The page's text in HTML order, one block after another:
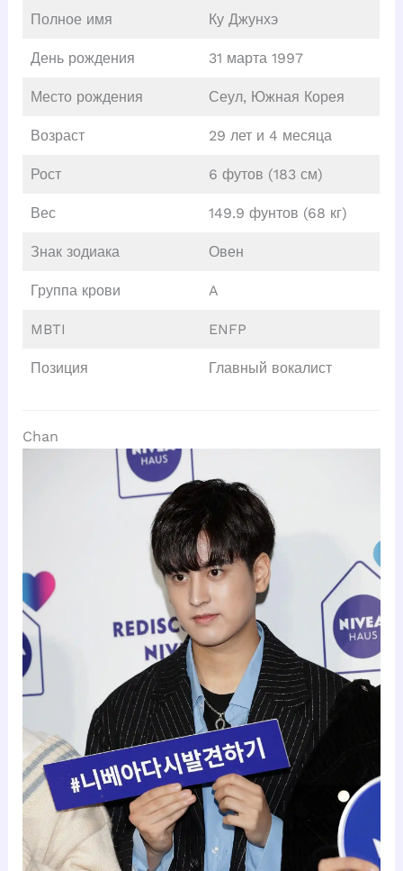
Полное имя Ку Джунхэ
День рождения 31 марта 1997
Место рождения Сеул, Южная Корея
Возраст 29 лет и 4 месяца
Рост 6 футов (183 см)
Вес 149.9 фунтов (68 кг)
Знак зодиака Овен
Группа крови A
MBTI ENFP
Позиция Главный вокалист
Chan